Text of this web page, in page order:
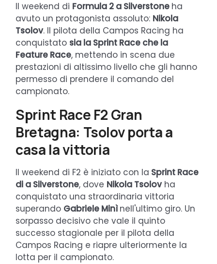
Il weekend di Formula 2 a Silverstone ha
avuto un protagonista assoluto: Nikola
Tsolov. Il pilota della Campos Racing ha
conquistato sia la Sprint Race che la
Feature Race, mettendo in scena due
prestazioni di altissimo livello che gli hanno
permesso di prendere il comando del
campionato.
Sprint Race F2 Gran
Bretagna: Tsolov porta a
casa la vittoria
Il weekend di F2 è iniziato con la Sprint Race
di a Silverstone, dove Nikola Tsolovha
conquistato una straordinaria vittoria
superando Gabriele Minìnell'ultimo giro. Un
sorpasso decisivo che vale il quinto
successo stagionale per il pilota della
Campos Racing e riapre ulteriormente la
lotta per il campionato.